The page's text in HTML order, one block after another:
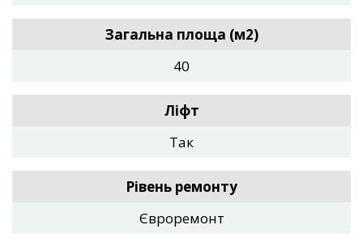
Загальна площа (м2)
40
Ліфт
Так
Рівень ремонту
Євроремонт